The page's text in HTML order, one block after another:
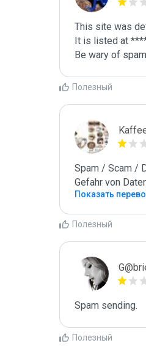
This site was
It is listed at
Be wary of
Полезный
Spam / Scam /
Gefahr von
Показать
Полезный
Spam sending.
Полезный